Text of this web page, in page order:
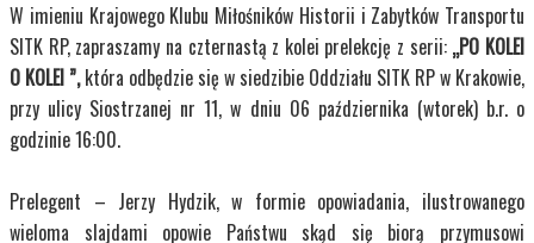
W imieniu Krajowego Klubu Miłośników Historii i Zabytków Transportu
SITK RP, zapraszamy na czternastą z kolei prelekcję z serii: „PO KOLEI
O KOLEI ”,która odbędzie się w siedzibie Oddziału SITK RP w Krakowie,
przy ulicy Siostrzanej nr 11, w dniu 06 października (wtorek) b.r. o
godzinie 16:00.
Prelegent – Jerzy Hydzik, w formie opowiadania, ilustrowanego
wieloma slajdami opowie Państwu skąd się biorą przymusowi